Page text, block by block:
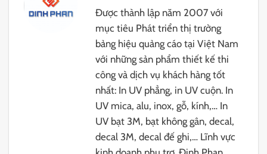
Được thành lập năm 2007 với
mục tiêu Phát triển thị trường
bảng hiệu quảng cáo tại Việt Nam
với những sản phẩm thiết kế thi
công và dịch vụ khách hàng tốt
nhất: In UV phẳng, in UV cuộn. In
UV mica, alu, inox, gỗ, kính,… In
UV bạt 3M, bạt không gân, decal,
decal 3M, decal đế ghi,… Lĩnh vực